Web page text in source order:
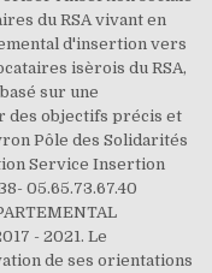
du RSA vivant en
d'insertion vers
isèrois du RSA,
sur une
des objectifs précis et
Pôle des Solidarités
Service Insertion
05.65.73.67.40
- 2021. Le
de ses orientations